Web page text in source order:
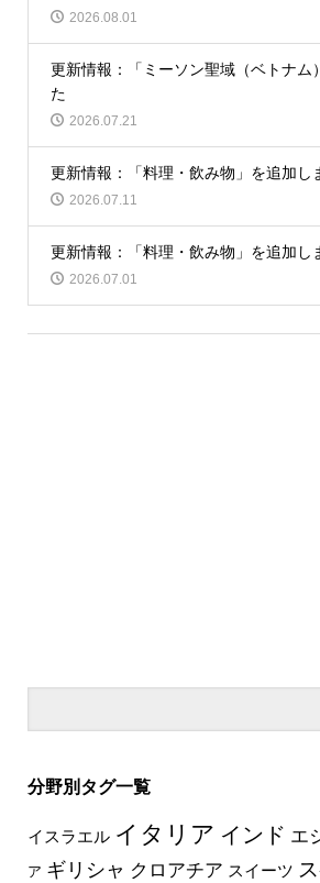
2026.08.01
更新情報：「ミーソン聖域（ベトナム
た
2026.07.21
更新情報：「料理・飲み物」を追加し
2026.07.11
更新情報：「料理・飲み物」を追加し
2026.07.01
分野別タグ一覧
イスラエル イタリア インド エ
ア ギリシャ クロアチア スイーツ